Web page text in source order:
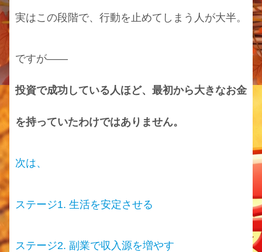
実はこの段階で、行動を止めてしまう人が大半。
ですが――
投資で成功している人ほど、最初から大きなお金
を持っていたわけではありません。
次は、
ステージ1. 生活を安定させる
ステージ2. 副業で収入源を増やす